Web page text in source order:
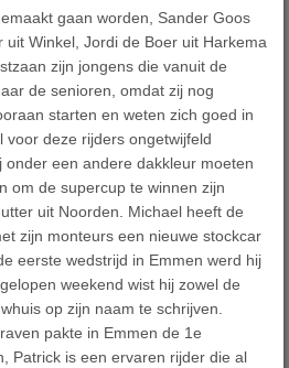
gaan worden, Sander Goos
uit Winkel, Jordi de Boer uit Harkema
zijn jongens die vanuit de
de senioren, omdat zij nog
starten en weten zich goed in
deze rijders ongetwijfeld
onder een andere dakkleur moeten
om de supercup te winnen zijn
uit Noorden. Michael heeft de
zijn monteurs een nieuwe stockcar
eerste wedstrijd in Emmen werd hij
weekend wist hij zowel de
op zijn naam te schrijven.
pakte in Emmen de 1e
Patrick is een ervaren rijder die al